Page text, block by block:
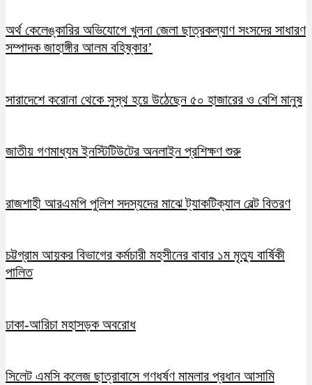
অর্থ কেলেঙ্কারির অভিযোগে খুলনা জেলা ছাত্রকল্যাণ সংসদের সাধারণ
সম্পাদক জাহাঙ্গীর আলম বহিষ্কার’
সারাদেশে করোনা থেকে সুস্থ হয়ে উঠেছেন ৫০ হাজারের ও বেশি মানুষ
জাতীয় গণমাধ্যম ইনস্টিটিউটের অনলাইন প্রশিক্ষণ শুরু
রাজশাহী আরএমপি পুলিশ সদস্যদের মাঝে ট্যাকটিক্যাল বেল্ট বিতরণ
চট্টগ্রাম আয়কর বিভাগের কর্মচারী মহসীনের বাবার ১ম মৃত্যু বার্ষিকী
পালিত
ঢাকা-আরিচা মহাসড়ক অবরোধ
সিলেট এমসি কলেজ ছাত্রাবাসে গণধর্ষণ মামলার প্রধান আসামি